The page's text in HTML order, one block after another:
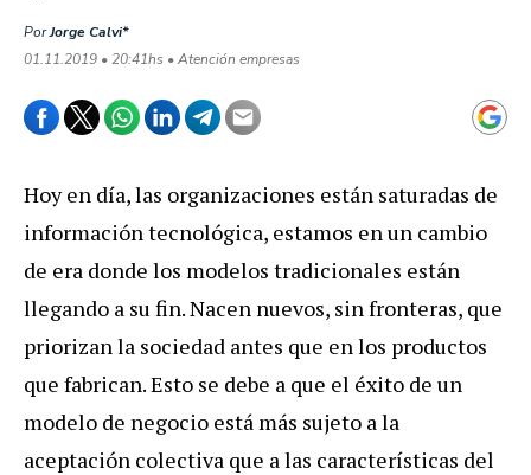
PorJorge Calvi*
01.11.2019 • 20:41hs • Atención empresas
Hoy en día, las organizaciones están saturadas de
información tecnológica, estamos en un cambio
de era donde los modelos tradicionales están
llegando a su fin. Nacen nuevos, sin fronteras, que
priorizan la sociedad antes que en los productos
que fabrican. Esto se debe a que el éxito de un
modelo de negocio está más sujeto a la
aceptación colectiva que a las características del